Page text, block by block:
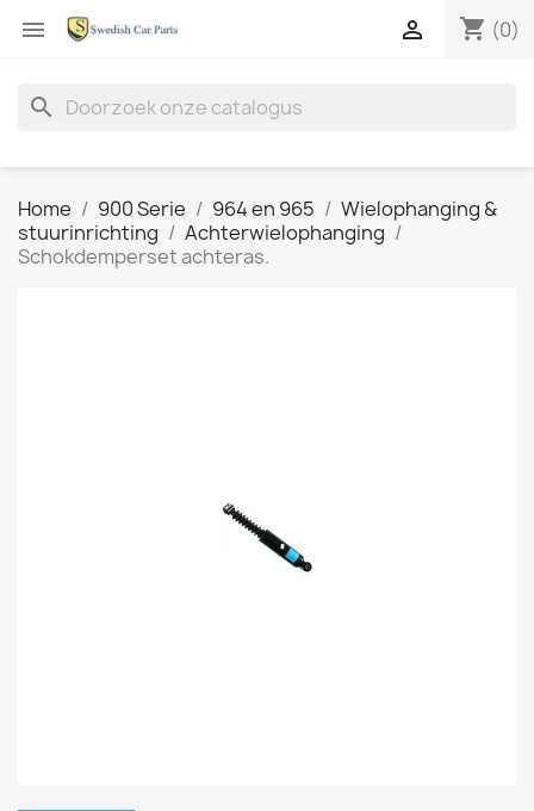
 shopping_cart (0)

search
Home 900 Serie 964 en 965
Wielophanging &
stuurinrichting
Achterwielophanging
Schokdemperset achteras.